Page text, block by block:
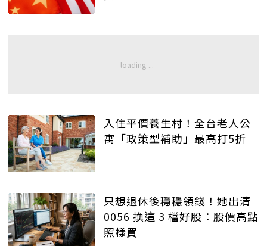
入住平價養生村！全台老人公
寓「政策型補助」最高打5折
只想退休後穩穩領錢！她出清
0056 換這 3 檔好股：股價高點
照樣買